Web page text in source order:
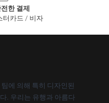
한 결제
터카드 / 비자
에 의해 특히 디자인된
. 우리는 유행과 아름다